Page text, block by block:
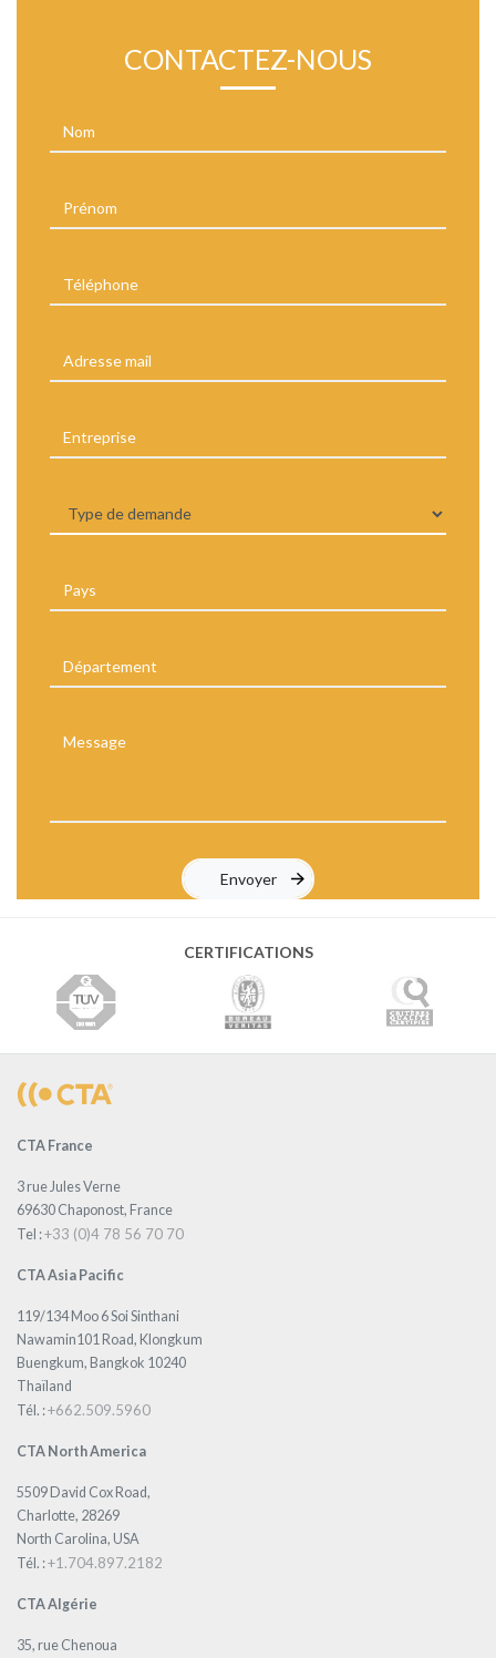
CONTACTEZ-NOUS
CERTIFICATIONS
CTA France
3 rue Jules Verne
69630 Chaponost, France
Tel :+33 (0)4 78 56 70 70
CTA Asia Pacific
119/134 Moo 6 Soi Sinthani
Nawamin101 Road, Klongkum
Buengkum, Bangkok 10240
Thaïland
Tél. :+662.509.5960
CTA North America
5509 David Cox Road,
Charlotte, 28269
North Carolina, USA
Tél. :+1.704.897.2182
CTA Algérie
35, rue Chenoua